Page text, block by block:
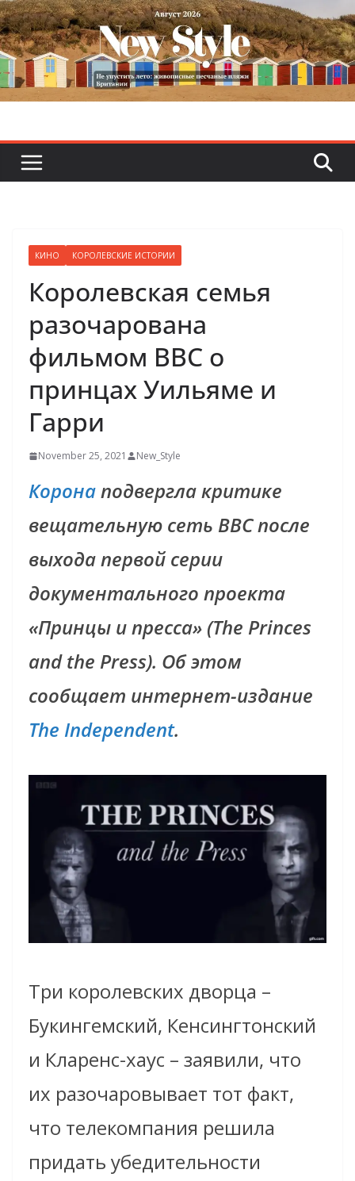
Skip
to
content
КИНО КОРОЛЕВСКИЕ ИСТОРИИ
Королевская семья
разочарована
фильмом BBC о
принцах Уильяме и
Гарри
November 25, 2021 New_Style
Коронаподвергла критике
вещательную сеть BBC после
выхода первой серии
документального проекта
«Принцы и пресса» (The Princes
and the Press). Об этом
сообщает интернет-издание
The Independent.
Три королевских дворца –
Букингемский, Кенсингтонский
и Кларенс-хаус – заявили, что
их разочаровывает тот факт,
что телекомпания решила
придать убедительности